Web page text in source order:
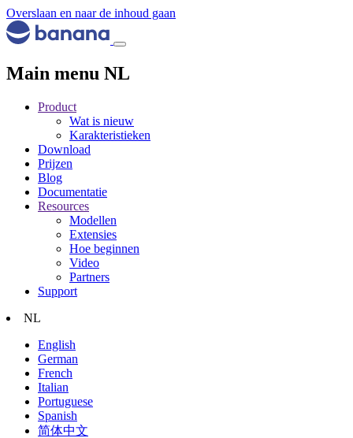
Overslaan en naar de inhoud gaan
Main menu NL
Product
Wat is nieuw
Karakteristieken
Download
Prijzen
Blog
Documentatie
Resources
Modellen
Extensies
Hoe beginnen
Video
Partners
Support
NL
English
German
French
Italian
Portuguese
Spanish
简体中文